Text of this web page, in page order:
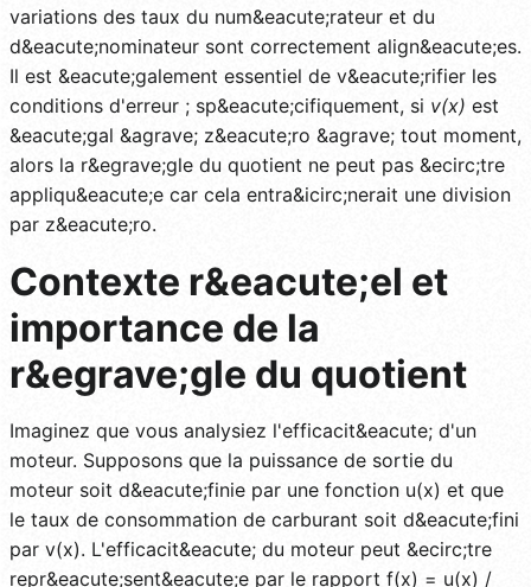
variations des taux du num&eacute;rateur et du
d&eacute;nominateur sont correctement align&eacute;es.
Il est &eacute;galement essentiel de v&eacute;rifier les
conditions d'erreur ; sp&eacute;cifiquement, si v(x) est
&eacute;gal &agrave; z&eacute;ro &agrave; tout moment,
alors la r&egrave;gle du quotient ne peut pas &ecirc;tre
appliqu&eacute;e car cela entra&icirc;nerait une division
par z&eacute;ro.
Contexte r&eacute;el et
importance de la
r&egrave;gle du quotient
Imaginez que vous analysiez l'efficacit&eacute; d'un
moteur. Supposons que la puissance de sortie du
moteur soit d&eacute;finie par une fonction u(x) et que
le taux de consommation de carburant soit d&eacute;fini
par v(x). L'efficacit&eacute; du moteur peut &ecirc;tre
repr&eacute;sent&eacute;e par le rapport f(x) = u(x) /